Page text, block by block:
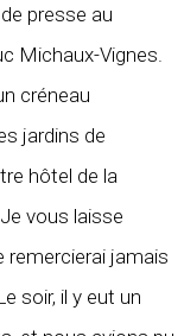
presse au
Michaux-Vignes.
créneau
jardins de
hôtel de la
vous laisse
remercierai jamais
soir, il y eut un